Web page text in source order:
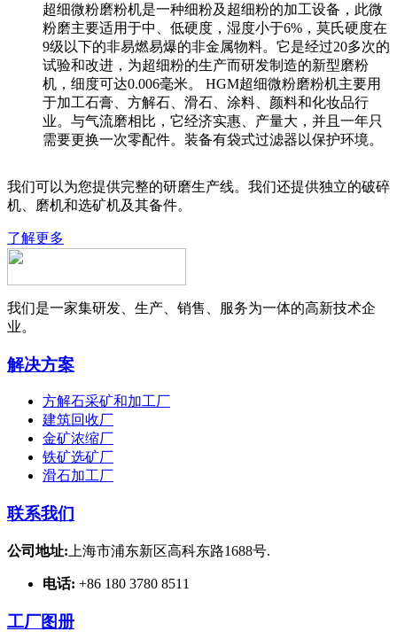
超细微粉磨粉机是一种细粉及超细粉的加工设备，此微
粉磨主要适用于中、低硬度，湿度小于6%，莫氏硬度在
9级以下的非易燃易爆的非金属物料。它是经过20多次的
试验和改进，为超细粉的生产而研发制造的新型磨粉
机，细度可达0.006毫米。 HGM超细微粉磨粉机主要用
于加工石膏、方解石、滑石、涂料、颜料和化妆品行
业。与气流磨相比，它经济实惠、产量大，并且一年只
需要更换一次零配件。装备有袋式过滤器以保护环境。
我们可以为您提供完整的研磨生产线。我们还提供独立的破碎
机、磨机和选矿机及其备件。
了解更多
我们是一家集研发、生产、销售、服务为一体的高新技术企
业。
解决方案
方解石采矿和加工厂
建筑回收厂
金矿浓缩厂
铁矿选矿厂
滑石加工厂
联系我们
公司地址: 上海市浦东新区高科东路1688号.
电话: +86 180 3780 8511
工厂图册